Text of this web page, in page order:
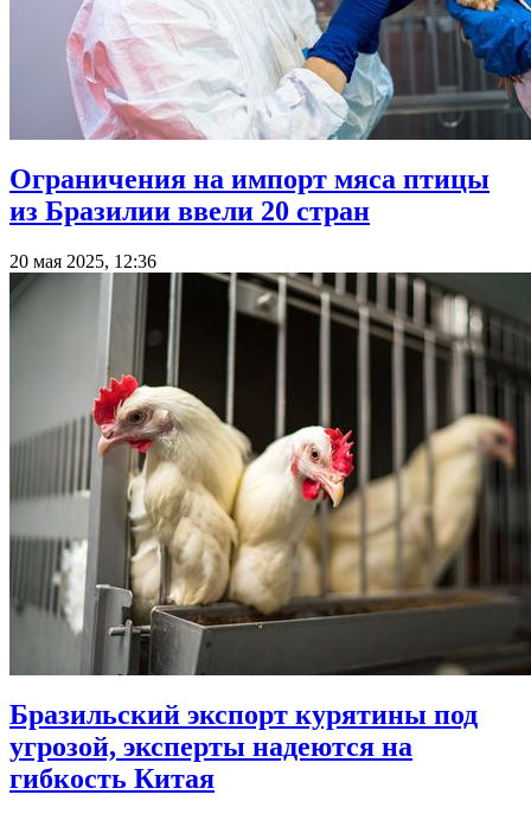
Ограничения на импорт мяса птицы
из Бразилии ввели 20 стран
20 мая 2025, 12:36
Бразильский экспорт курятины под
угрозой, эксперты надеются на
гибкость Китая